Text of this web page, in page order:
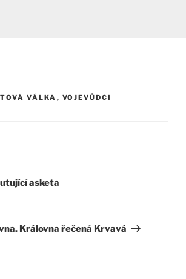
VÁLKA , VOJEVŮDCI
asketa
Královna řečená Krvavá